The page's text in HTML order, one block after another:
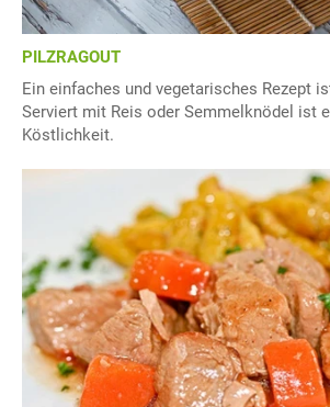
PILZRAGOUT
Ein einfaches und vegetarisches Rezept
Serviert mit Reis oder Semmelknödel ist
Köstlichkeit.